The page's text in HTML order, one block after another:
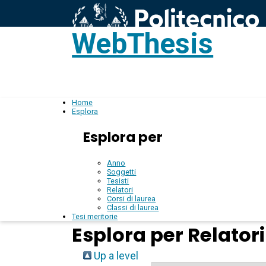
WebThesis
Home
Esplora
Esplora per
Anno
Soggetti
Tesisti
Relatori
Corsi di laurea
Classi di laurea
Tesi meritorie
Esplora per Relatori
Up a level